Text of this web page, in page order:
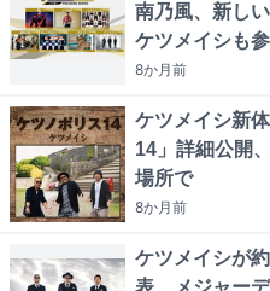
南乃風、新し
ケツメイシも
8か月前
ケツメイシ新
14」詳細公開
場所で
8か月前
ケツメイシが